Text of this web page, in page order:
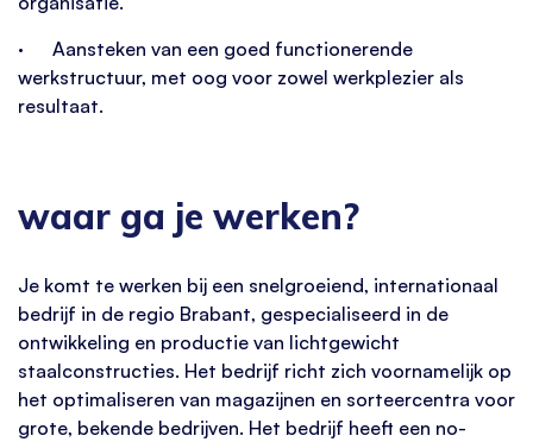
· Aansteken van een goed functionerende
werkstructuur, met oog voor zowel werkplezier als
resultaat.
waar ga je werken?
Je komt te werken bij een snelgroeiend, internationaal
bedrijf in de regio Brabant, gespecialiseerd in de
ontwikkeling en productie van lichtgewicht
staalconstructies. Het bedrijf richt zich voornamelijk op
het optimaliseren van magazijnen en sorteercentra voor
grote, bekende bedrijven. Het bedrijf heeft een no-